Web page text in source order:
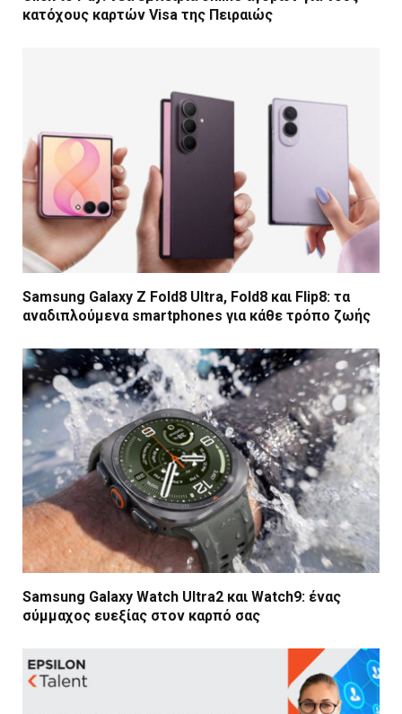
κατόχους καρτών Visa της Πειραιώς
Samsung Galaxy Z Fold8 Ultra, Fold8 και Flip8: τα
αναδιπλούμενα smartphones για κάθε τρόπο ζωής
Samsung Galaxy Watch Ultra2 και Watch9: ένας
σύμμαχος ευεξίας στον καρπό σας